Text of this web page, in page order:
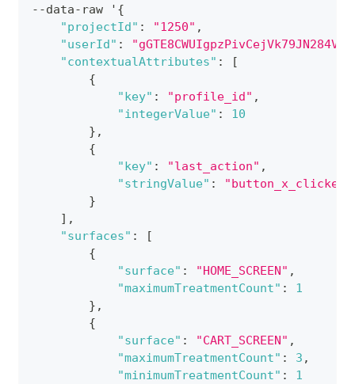
--data-raw ' {
"projectId" : "1250" ,
"userId" : "gGTE8CWUIgpzPivCejVk79JN284V"
"contextualAttributes" :
[
{
"key" : "profile_id" ,
"integerValue" :
10
} ,
{
"key" : "last_action" ,
"stringValue" :
"button_x_clicked"
}
] ,
"surfaces" :
[
{
"surface" : "HOME_SCREEN" ,
"maximumTreatmentCount" :
1
} ,
{
"surface" : "CART_SCREEN" ,
"maximumTreatmentCount" : 3 ,
"minimumTreatmentCount" :
1